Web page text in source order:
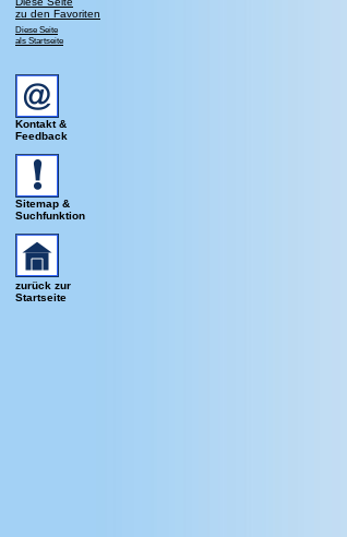
zu den Favoriten
Diese Seite
als Startseite
Kontakt &
Feedback
Sitemap &
Suchfunktion
zurück zur
Startseite